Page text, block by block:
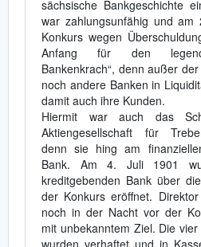
sächsische Bankgeschichte
war zahlungsunfähig und am
Konkurs wegen
Anfang für den
Bankenkrach“, denn außer
noch andere Banken in
damit auch ihre Kunden.
Hiermit war auch das
Aktiengesellschaft für
denn sie hing am
Bank. Am 4. Juli 1901
kreditgebenden Bank über
der Konkurs eröffnet.
noch in der Nacht vor der
mit unbekanntem Ziel. Die
wurden verhaftet und in